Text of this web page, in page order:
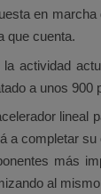
en
que cuenta.
actividad
a unos
completar
más
al